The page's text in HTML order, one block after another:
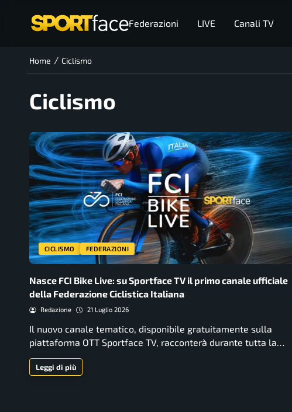
Federazioni LIVE Canali TV
Home / Ciclismo
Ciclismo
CICLISMO FEDERAZIONI
Nasce FCI Bike Live: su Sportface TV il primo canale ufficiale
della Federazione Ciclistica Italiana
Redazione 21 Luglio 2026
Il nuovo canale tematico, disponibile gratuitamente sulla
piattaforma OTT Sportface TV, racconterà durante tutta la…
Leggi di più